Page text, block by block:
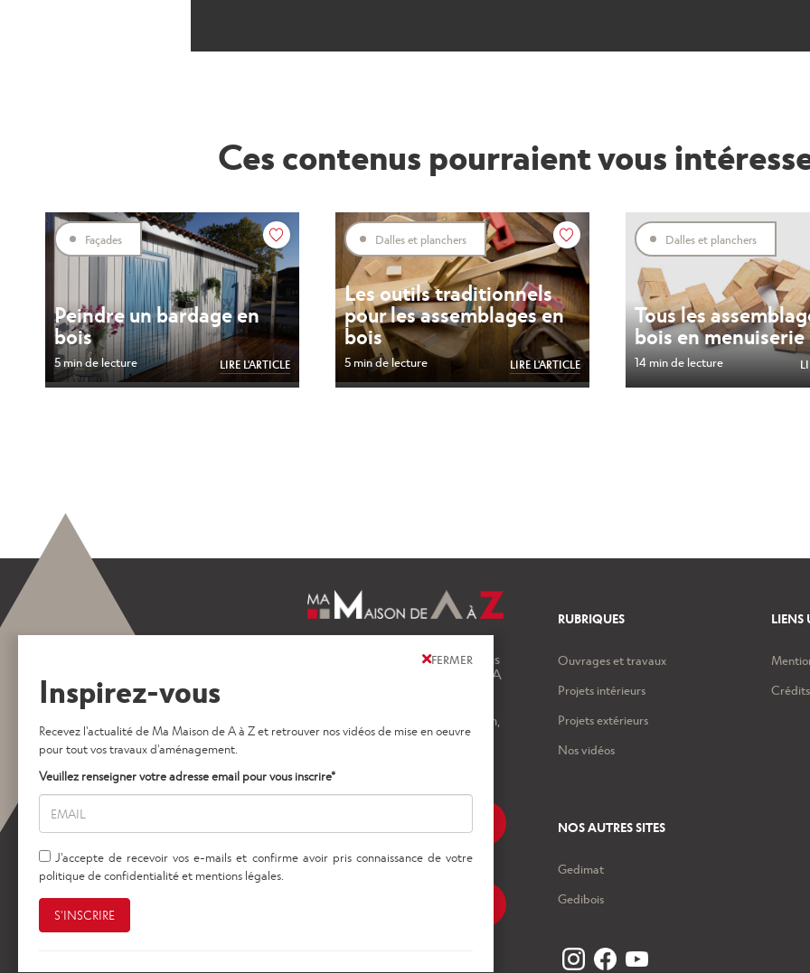
FERMER
Inspirez-vous
Ces contenus pourraient vous
Façades
Peindre un bardage en
bois
5 min de lecture LIRE L'ARTICLE
Dalles et planchers
Les outils traditionnels
pour les assemblages en
bois
5 min de lecture LIRE L'ARTICLE
Dalles et planchers
Tous les
bois en menuiserie
14 min de lecture
Conseils d'experts, tutos, et tous
les épisodes de Ma Maison de A
construction et de la rénovation,
les bons gestes, les astuces, les
RUBRIQUES
Ouvrages et travaux
Projets intérieurs
Projets extérieurs
Nos vidéos
LIENS
NOS AUTRES SITES
Gedimat
Gedibois